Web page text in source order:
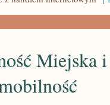
Miejska i